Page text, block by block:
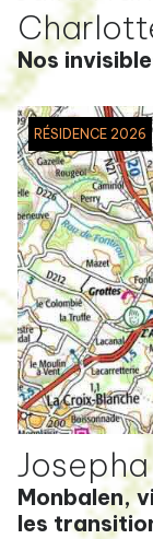
Nos
RÉSIDENCE 2026
Monbalen,
les